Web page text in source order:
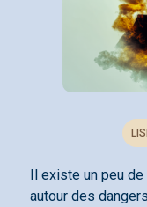
Il existe un peu de
autour des